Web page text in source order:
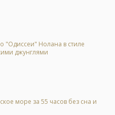
"Одиссеи" Нолана в стиле
джунглями
море за 55 часов без сна и